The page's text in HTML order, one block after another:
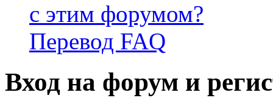
с этим форумом?
Перевод FAQ
Вход на форум и